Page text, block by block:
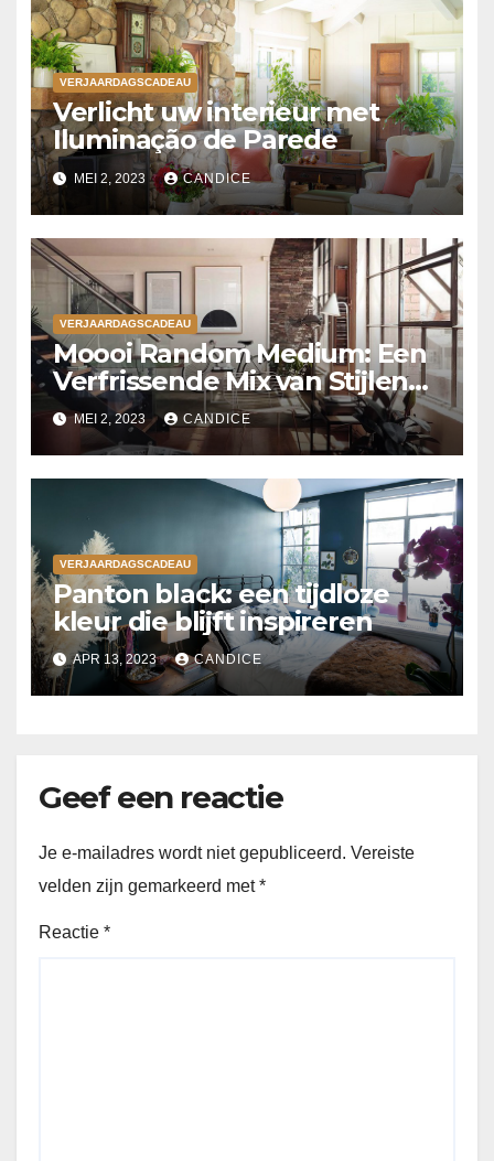
VERJAARDAGSCADEAU
Verlicht uw interieur met
Iluminação de Parede
MEI 2, 2023 CANDICE
VERJAARDAGSCADEAU
Moooi Random Medium: Een
Verfrissende Mix van Stijlen
en Vormen
MEI 2, 2023 CANDICE
VERJAARDAGSCADEAU
Panton black: een tijdloze
kleur die blijft inspireren
APR 13, 2023 CANDICE
Geef een reactie
Je e-mailadres wordt niet gepubliceerd. Vereiste
velden zijn gemarkeerd met*
Reactie *